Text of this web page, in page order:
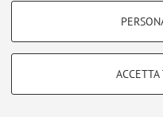
COOKIE TECNICI -
Si tratta di cookie tecnici